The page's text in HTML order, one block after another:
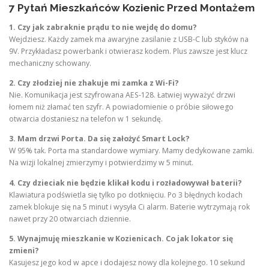
7 Pytań Mieszkańców Kozienic Przed Montażem
1. Czy jak zabraknie prądu to nie wejdę do domu?
Wejdziesz. Każdy zamek ma awaryjne zasilanie z USB-C lub styków na
9V. Przykładasz powerbank i otwierasz kodem. Plus zawsze jest klucz
mechaniczny schowany.
2. Czy złodziej nie zhakuje mi zamka z Wi-Fi?
Nie. Komunikacja jest szyfrowana AES-128. Łatwiej wyważyć drzwi
łomem niż złamać ten szyfr. A powiadomienie o próbie siłowego
otwarcia dostaniesz na telefon w 1 sekundę.
3. Mam drzwi Porta. Da się założyć Smart Lock?
W 95% tak. Porta ma standardowe wymiary. Mamy dedykowane zamki.
Na wizji lokalnej zmierzymy i potwierdzimy w 5 minut.
4. Czy dzieciak nie będzie klikał kodu i rozładowywał baterii?
Klawiatura podświetla się tylko po dotknięciu. Po 3 błędnych kodach
zamek blokuje się na 5 minut i wysyła Ci alarm. Baterie wytrzymają rok
nawet przy 20 otwarciach dziennie.
5. Wynajmuję mieszkanie w Kozienicach. Co jak lokator się
zmieni?
Kasujesz jego kod w apce i dodajesz nowy dla kolejnego. 10 sekund